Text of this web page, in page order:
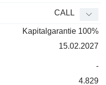
CALL
Kapitalgarantie 100%
15.02.2027
-
4.829